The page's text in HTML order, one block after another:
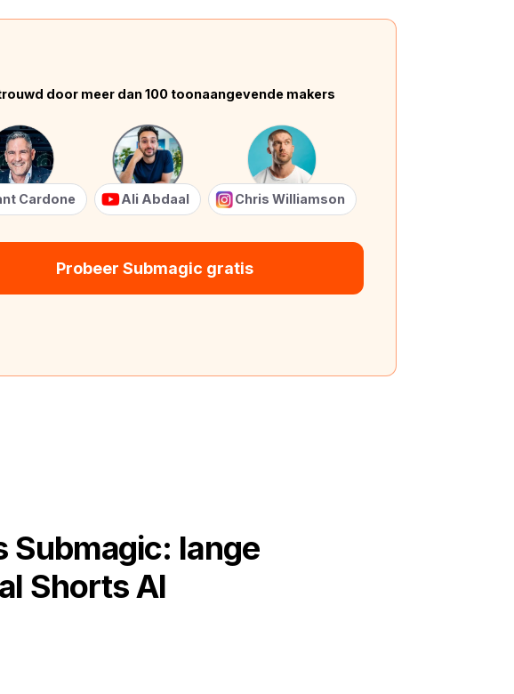
door meer dan 100 toonaangevende makers
Cardone Ali Abdaal Chris Williamson
Probeer Submagic gratis
Submagic: lange
Shorts AI